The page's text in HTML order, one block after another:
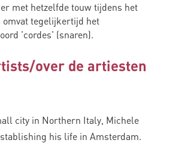
met hetzelfde touw tijdens het
tegelijkertijd het
'cordes' (snaren).
over de artiesten
city in Northern Italy, Michele
his life in Amsterdam.